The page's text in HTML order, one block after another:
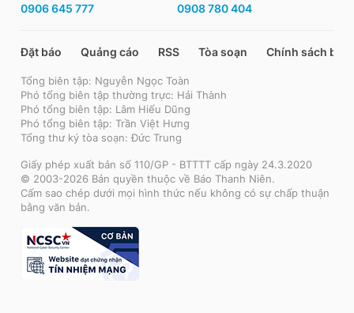
0906 645 777 0908 780 404
Đặt báo Quảng cáo RSS Tòa soạn Chính sách bảo
Tổng biên tập: Nguyễn Ngọc Toàn
Phó tổng biên tập thường trực: Hải Thành
Phó tổng biên tập: Lâm Hiếu Dũng
Phó tổng biên tập: Trần Việt Hưng
Tổng thư ký tòa soạn: Đức Trung
Giấy phép xuất bản số 110/GP - BTTTT cấp ngày 24.3.2020
© 2003-2026 Bản quyền thuộc về Báo Thanh Niên.
Cấm sao chép dưới mọi hình thức nếu không có sự chấp thuận
bằng văn bản.